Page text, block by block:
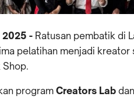
2025 - Ratusan pembatik di
pelatihan menjadi
Shop.
programCreators Lab dan